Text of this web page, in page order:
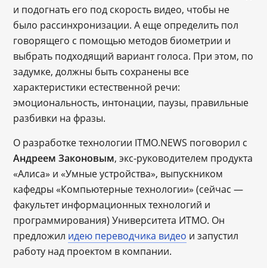
и подогнать его под скорость видео, чтобы не
было рассинхронизации. А еще определить пол
говорящего с помощью методов биометрии и
выбрать подходящий вариант голоса. При этом, по
задумке, должны быть сохранены все
характеристики естественной речи:
эмоциональность, интонации, паузы, правильные
разбивки на фразы.
О разработке технологии ITMO.NEWS поговорил с
Андреем Законовым, экс-руководителем продукта
«Алиса» и «Умные устройства», выпускником
кафедры «Компьютерные технологии» (сейчас ―
факультет информационных технологий и
программирования) Университета ИТМО. Он
предложил идею переводчика видео и запустил
работу над проектом в компании.